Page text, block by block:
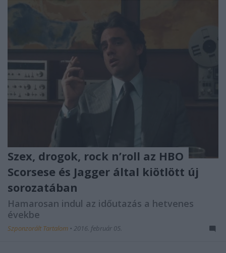
Szex, drogok, rock n’roll az HBO
Scorsese és Jagger által kiötlött új
sorozatában
Hamarosan indul az időutazás a hetvenes
évekbe
Szponzorált Tartalom • 2016. február 05.